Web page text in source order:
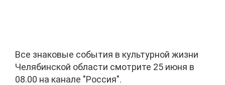
Все знаковые события в культурной жизни
Челябинской области смотрите 25 июня в
08.00 на канале "Россия".